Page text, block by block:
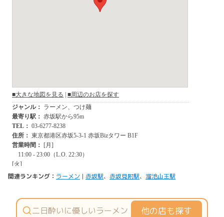
関連ランキング： ラーメン | 赤坂駅、 赤坂見附駅、 溜池山王駅
他の店も探す